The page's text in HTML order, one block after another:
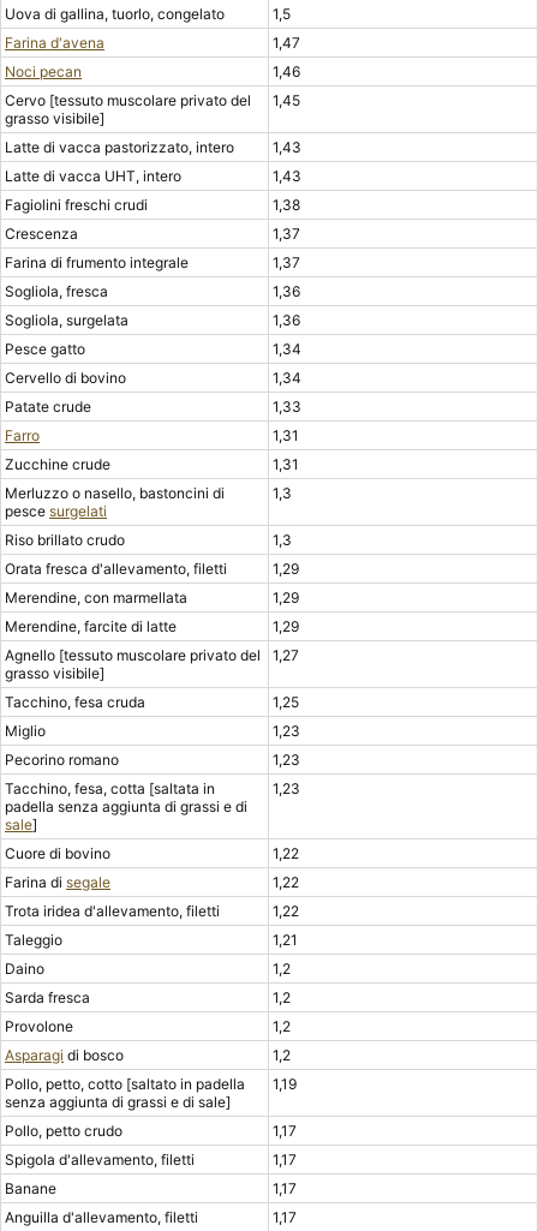
Uova di gallina, tuorlo, congelato
1,5
Farina d'avena
1,47
Noci pecan
1,46
Cervo [tessuto muscolare privato del
grasso visibile]
1,45
Latte di vacca pastorizzato, intero
1,43
Latte di vacca UHT, intero
1,43
Fagiolini freschi crudi
1,38
Crescenza
1,37
Farina di frumento integrale
1,37
Sogliola, fresca
1,36
Sogliola, surgelata
1,36
Pesce gatto
1,34
Cervello di bovino
1,34
Patate crude
1,33
Farro
1,31
Zucchine crude
1,31
Merluzzo o nasello, bastoncini di
pesce surgelati
1,3
Riso brillato crudo
1,3
Orata fresca d'allevamento, filetti
1,29
Merendine, con marmellata
1,29
Merendine, farcite di latte
1,29
Agnello [tessuto muscolare privato del
grasso visibile]
1,27
Tacchino, fesa cruda
1,25
Miglio
1,23
Pecorino romano
1,23
Tacchino, fesa, cotta [saltata in
padella senza aggiunta di grassi e di
sale]
1,23
Cuore di bovino
1,22
Farina di segale
1,22
Trota iridea d'allevamento, filetti
1,22
Taleggio
1,21
Daino
1,2
Sarda fresca
1,2
Provolone
1,2
Asparagi di bosco
1,2
Pollo, petto, cotto [saltato in padella
senza aggiunta di grassi e di sale]
1,19
Pollo, petto crudo
1,17
Spigola d'allevamento, filetti
1,17
Banane
1,17
Anguilla d'allevamento, filetti
1,17